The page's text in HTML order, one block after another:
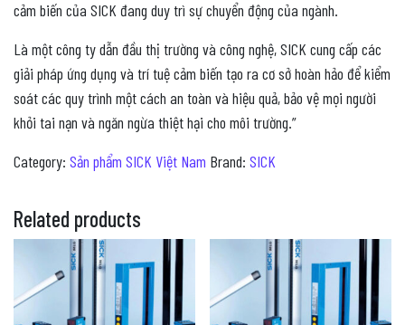
cảm biến của SICK đang duy trì sự chuyển động của ngành.
Là một công ty dẫn đầu thị trường và công nghệ, SICK cung cấp các
giải pháp ứng dụng và trí tuệ cảm biến tạo ra cơ sở hoàn hảo để kiểm
soát các quy trình một cách an toàn và hiệu quả, bảo vệ mọi người
khỏi tai nạn và ngăn ngừa thiệt hại cho môi trường.”
Category: Sản phẩm SICK Việt Nam Brand: SICK
Related products